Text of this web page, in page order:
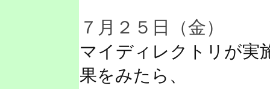
７月２５日（金）
マイディレクトリが実
果をみたら、